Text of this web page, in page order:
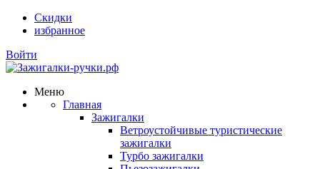
Скидки
избранное
Войти
Меню
Главная
Зажигалки
Ветроустойчивые туристические
зажигалки
Турбо зажигалки